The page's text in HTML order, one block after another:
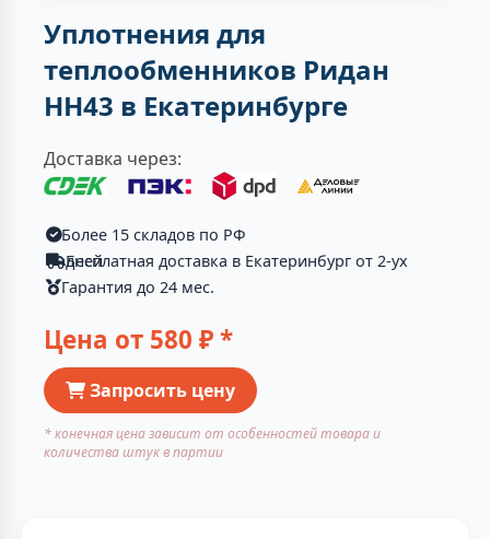
Уплотнения для
теплообменников Ридан
НН43 в Екатеринбурге
Доставка через:
Более 15 складов по РФ
Бесплатная доставка в Екатеринбург от 2-ух дней
Гарантия до 24 мес.
Цена от 580 ₽ *
Запросить цену
* конечная цена зависит от особенностей товара и
количества штук в партии